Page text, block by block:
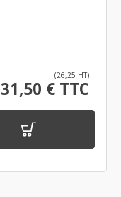
(26,25 HT)
31,50 € TTC